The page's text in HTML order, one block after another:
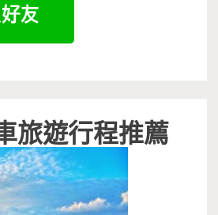
旅遊行程推薦